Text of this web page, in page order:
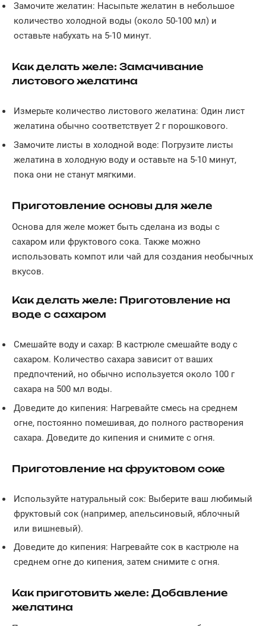
Замочите желатин: Насыпьте желатин в небольшое
количество холодной воды (около 50-100 мл) и
оставьте набухать на 5-10 минут.
Как делать желе: Замачивание
листового желатина
Измерьте количество листового желатина: Один лист
желатина обычно соответствует 2 г порошкового.
Замочите листы в холодной воде: Погрузите листы
желатина в холодную воду и оставьте на 5-10 минут,
пока они не станут мягкими.
Приготовление основы для желе
Основа для желе может быть сделана из воды с
сахаром или фруктового сока. Также можно
использовать компот или чай для создания необычных
вкусов.
Как делать желе: Приготовление на
воде с сахаром
Смешайте воду и сахар: В кастрюле смешайте воду с
сахаром. Количество сахара зависит от ваших
предпочтений, но обычно используется около 100 г
сахара на 500 мл воды.
Доведите до кипения: Нагревайте смесь на среднем
огне, постоянно помешивая, до полного растворения
сахара. Доведите до кипения и снимите с огня.
Приготовление на фруктовом соке
Используйте натуральный сок: Выберите ваш любимый
фруктовый сок (например, апельсиновый, яблочный
или вишневый).
Доведите до кипения: Нагревайте сок в кастрюле на
среднем огне до кипения, затем снимите с огня.
Как приготовить желе: Добавление
желатина